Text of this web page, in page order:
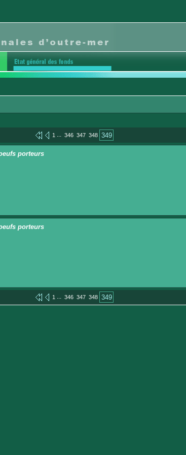
1 ... 346 347 348 349
porteurs
porteurs
1 ... 346 347 348 349